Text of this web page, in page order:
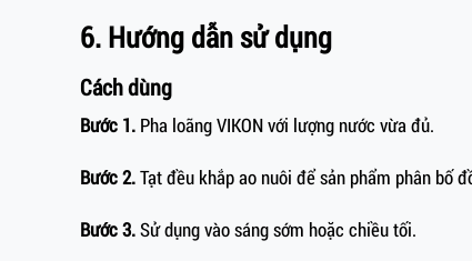
6. Hướng dẫn sử dụng
Cách dùng
Bước 1. Pha loãng VIKON với lượng nước vừa đủ.
Bước 2.Tạt đều khắp ao nuôi để sản phẩm phân bố
Bước 3.Sử dụng vào sáng sớm hoặc chiều tối.